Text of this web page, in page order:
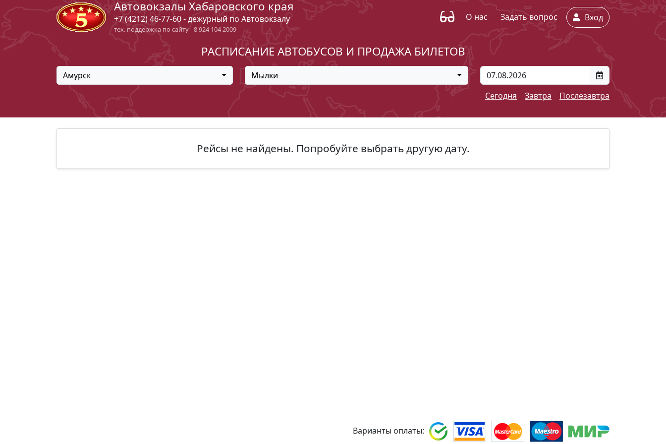
Автовокзалы Хабаровского края
+7 (4212) 46-77-60 - дежурный по Автовокзалу
тех. поддержка по сайту - 8 924 104 2009
О нас Задать вопрос Вход
РАСПИСАНИЕ АВТОБУСОВ И ПРОДАЖА БИЛЕТОВ
Амурск
Мылки
Сегодня
Завтра Послезавтра
Рейсы не найдены. Попробуйте выбрать другую дату.
Варианты оплаты: